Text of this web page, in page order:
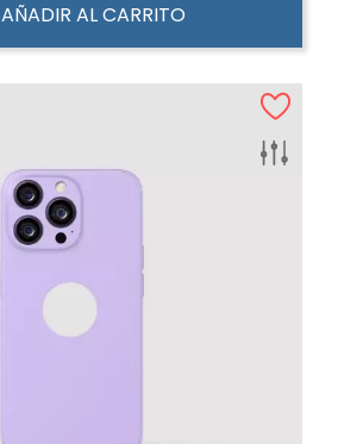
AÑADIR AL CARRITO